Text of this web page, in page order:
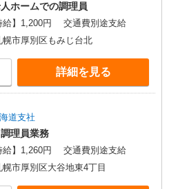
ホームでの調理員
給】1,200円 交通費別途支給
幌市厚別区もみじ台北
詳細を見る
道支社
理員業務
給】1,260円 交通費別途支給
市厚別区大谷地東4丁目